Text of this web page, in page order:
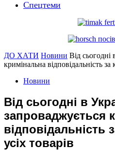
Спецтеми
ДО ХАТИ Новини Від сьогодні
кримінальна відповідальність за
Новини
Від сьогодні в
запроваджується
відповідальність
усіх товарів